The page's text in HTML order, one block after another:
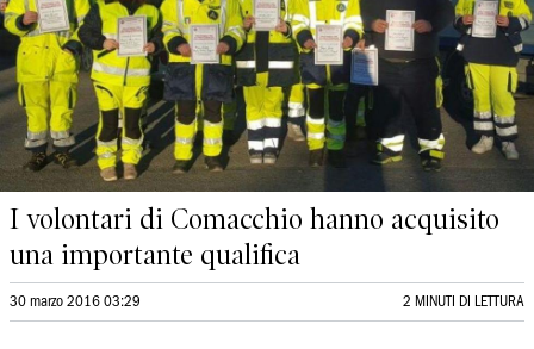
I volontari di Comacchio hanno acquisito
una importante qualifica
30 marzo 2016 03:29 2 MINUTI DI LETTURA